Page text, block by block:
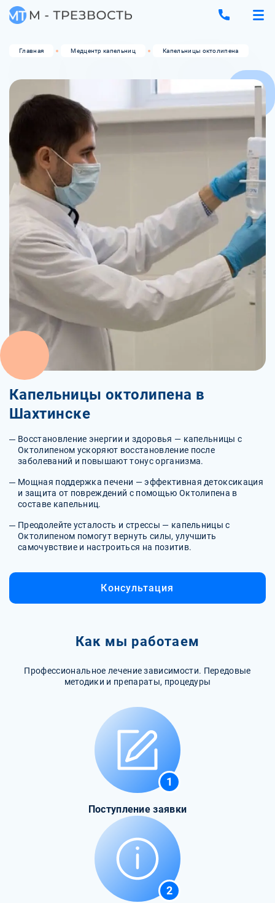
Главная Медцентр капельниц Капельницы октолипена
Капельницы октолипена в
Шахтинске
Восстановление энергии и здоровья — капельницы с
Октолипеном ускоряют восстановление после
заболеваний и повышают тонус организма.
Мощная поддержка печени — эффективная детоксикация
и защита от повреждений с помощью Октолипена в
составе капельниц.
Преодолейте усталость и стрессы — капельницы с
Октолипеном помогут вернуть силы, улучшить
самочувствие и настроиться на позитив.
Консультация
Как мы работаем
Профессиональное лечение зависимости. Передовые
методики и препараты, процедуры
1
Поступление заявки
2